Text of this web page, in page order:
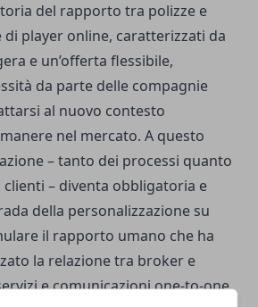
del rapporto tra polizze e
di player online, caratterizzati da
e un’offerta flessibile,
da parte delle compagnie
al nuovo contesto
nel mercato. A questo
– tanto dei processi quanto
clienti – diventa obbligatoria e
della personalizzazione su
il rapporto umano che ha
la relazione tra broker e
e comunicazioni one-to-one